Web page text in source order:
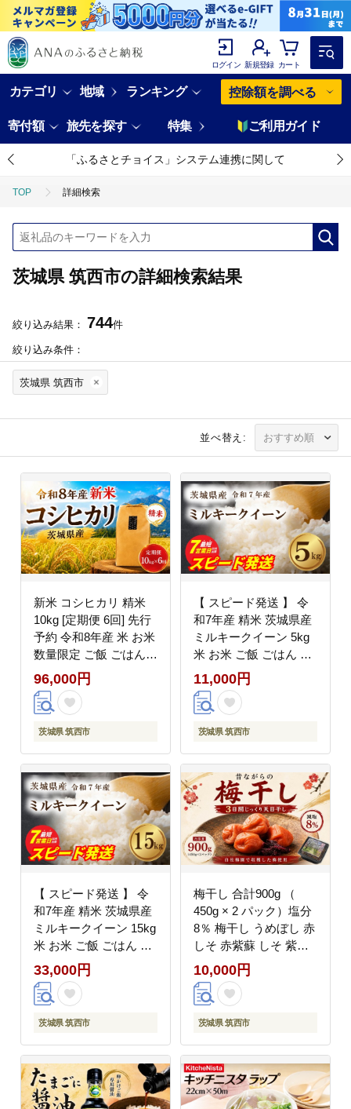
ログイン 新規登録 カート
カテゴリ 地域 ランキング 控除額を調べる
寄付額 旅先を探す 特集 ご利用ガイド
「ふるさとチョイス」システム連携に関して
TOP 詳細検索
茨城県 筑西市の詳細検索結果
絞り込み結果： 744件
絞り込み条件：
茨城県 筑西市
並べ替え:
新米 コシヒカリ 精米
10kg [定期便 6回] 先行
予約 令和8年産 米 お米
数量限定 ご飯 ごはん
コメ 白米 ライス こし
ひかり 米10kg 10キロ
定期便 6回 毎月 銘柄米
応援 kome okome 茨城
県産 国産 産地直送 ※
関東 茨城 筑西
96,000円
茨城県 筑西市
【 スピード発送 】 令
和7年産 精米 茨城県産
ミルキークイーン 5kg
米 お米 ご飯 ごはん コ
メ 白米 ライス みるき
ーくいーん ミルキー ク
イーン 7営業日以内発
米5kg 5キロ 銘柄米 茨
城県 新生活 応援 kome
okome 茨城県産 国産
産地直送 ※ 関東 茨城
筑西
11,000円
茨城県 筑西市
【 スピード発送 】 令
和7年産 精米 茨城県産
ミルキークイーン 15kg
米 お米 ご飯 ごはん コ
メ 白米 ライス みるき
ーくいーん ミルキー ク
イーン 7営業日以内発
米15kg 15キロ 銘柄米
茨城県 新生活 応援
kome okome 茨城県産
国産 産地直送 ※ 関東
茨城 筑西
33,000円
茨城県 筑西市
梅干し 合計900g （
450g × 2 パック）塩分
8％ 梅干し うめぼし 赤
しそ 赤紫蘇 しそ 紫蘇
梅干し 塩分控えめ 国産
梅干し umeboshi おつ
まみ お弁当 朝食 ご飯
お取り寄せ 梅干し 梅干
し 健康食品 梅干し保存
梅干し料理 梅干し活用
食卓 梅干し 梅干うめぼ
し ウメボシ 茨城県 筑
10,000円
茨城県 筑西市